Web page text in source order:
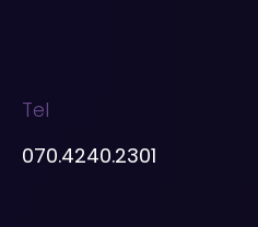
Tel
070.4240.2301